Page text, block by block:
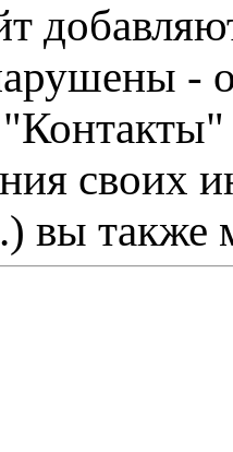
-
своих
вы также